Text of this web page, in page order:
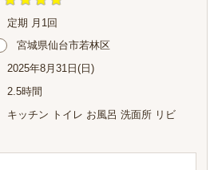
定期 月1回
宮城県仙台市若林区
2025年8月31日(日)
2.5時間
キッチン トイレ お風呂 洗面所 リビ